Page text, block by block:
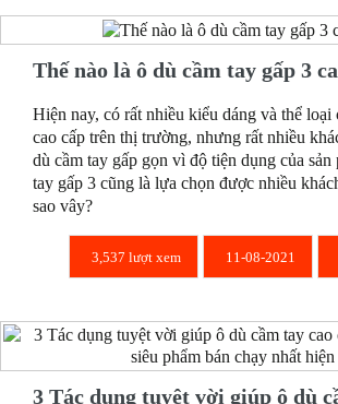
Thế nào là ô dù cầm tay gấp 3
Hiện nay, có rất nhiều kiểu dáng và thể loại
cao cấp trên thị trường, nhưng rất nhiều
dù cầm tay gấp gọn vì độ tiện dụng của
tay gấp 3 cũng là lựa chọn được nhiều
sao vây?
3,537 lượt xem 11-08-2021
3 Tác dụng tuyệt vời giúp ô dù